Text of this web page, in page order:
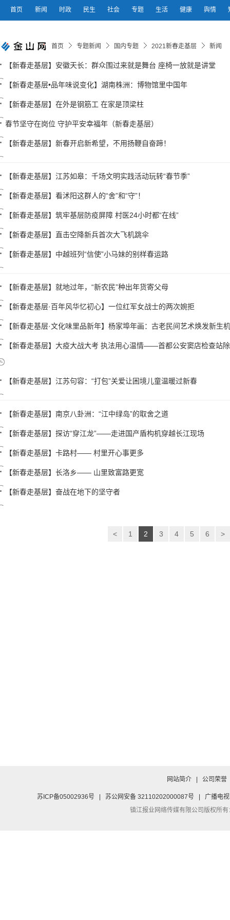
首页 新闻 时政 民生 社会 专题 生活 健康 舆情
首页 专题新闻 国内专题 2021新春走基层 新闻
【新春走基层】安徽天长：群众围过来就是舞台 座椅一放就是讲堂
【新春走基层•品年味说变化】湖南株洲：博物馆里中国年
【新春走基层】在外是钢筋工 在家是顶梁柱
春节坚守在岗位 守护平安幸福年（新春走基层）
【新春走基层】新春开启新希望，不用扬鞭自奋蹄！
【新春走基层】江苏如皋：千场文明实践活动玩转“春节季”
【新春走基层】看沭阳这群人的“舍”和“守”！
【新春走基层】筑牢基层防疫屏障 村医24小时都“在线”
【新春走基层】直击空降新兵首次大飞机跳伞
【新春走基层】中越班列“信使”小马妹的别样春运路
【新春走基层】就地过年，“新农民”种出年货寄父母
【新春走基层·百年风华忆初心】一位红军女战士的两次婉拒
【新春走基层·文化味里品新年】杨家埠年画：古老民间艺术焕发新生机
【新春走基层】大疫大战大考 执法用心温情——首都公安窦店检查站
【新春走基层】江苏句容：“打包”关爱让困境儿童温暖过新春
【新春走基层】南京八卦洲：“江中绿岛”的取舍之道
【新春走基层】探访“穿江龙”——走进国产盾构机穿越长江现场
【新春走基层】卡路村—— 村里开心事更多
【新春走基层】长洛乡—— 山里致富路更宽
【新春走基层】奋战在地下的坚守者
< 1 2 3 4 5 6 >
网站简介 公司荣誉
苏ICP备05002936号 苏公网安备 32110202000087号
广播电
镇江报业网络传媒有限公司版权所